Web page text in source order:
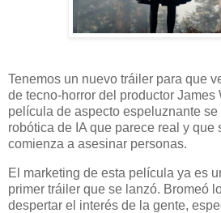
Tenemos un nuevo tráiler para que
de tecno-horror del productor James
película de aspecto espeluznante
robótica de IA que parece real y que
comienza a asesinar personas.
El marketing de esta película ya es
primer tráiler que se lanzó. Bromeó
despertar el interés de la gente,